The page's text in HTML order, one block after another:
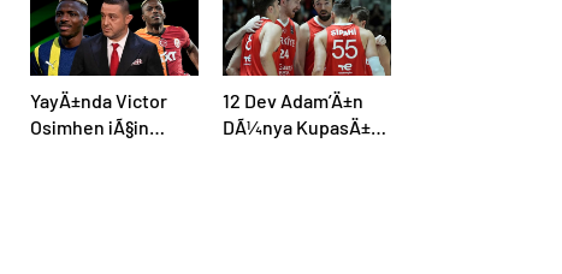
YayÄ±nda Victor
Osimhen iÃ§in
12 Dev Adam’Ä±n
DÃ¼nya KupasÄ±